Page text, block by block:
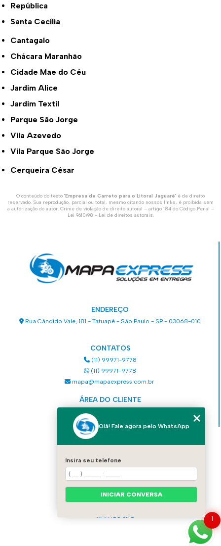
República
Santa Cecília
Cantagalo
Chácara Maranhão
Cidade Mãe do Céu
Jardim Alice
Jardim Textil
Parque São Jorge
Vila Azevedo
Vila Parque São Jorge
Cerqueira César
O conteúdo do texto "Empresa de Carreto para o Litoral Jaguaré" é de direito
reservado. Sua reprodução, parcial ou total, mesmo citando nossos links, é proibida sem
a autorização do autor. Crime de violação de direito autoral – artigo 184 do Código Penal –
Lei 9610/98 - Lei de direitos autorais
ENDEREÇO
Rua Cândido Vale, 181 - Tatuapé - São Paulo - SP - 03068-010
CONTATOS
(11) 99971-9778
(11) 99971-9778
mapa@mapaexpress.com.br
ÁREA DO CLIENTE
QUEM SOMOS
CONTATO
1
Olá! Fale agora pelo WhatsApp
Insira seu telefone
INICIAR CONVERSA